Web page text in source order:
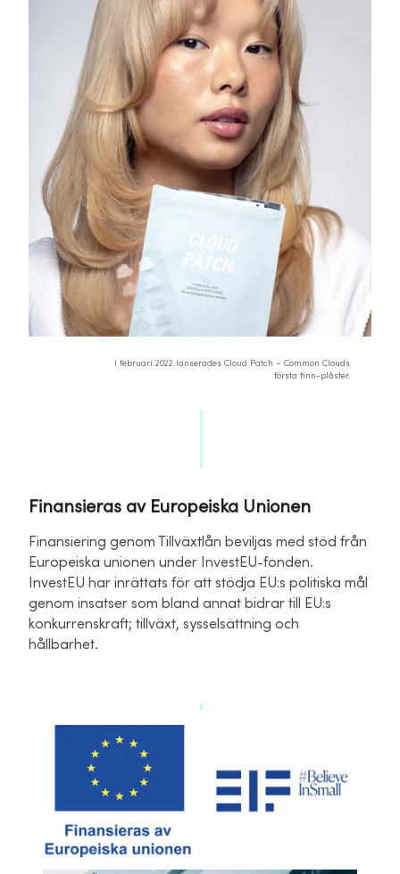
I februari 2022 lanserades Cloud Patch – Common Clouds
första finn-plåster.
Finansieras av Europeiska Unionen
Finansiering genom Tillväxtlån beviljas med stöd från
Europeiska unionen under InvestEU-fonden.
InvestEU har inrättats för att stödja EU:s politiska mål
genom insatser som bland annat bidrar till EU:s
konkurrenskraft; tillväxt, sysselsättning och
hållbarhet.